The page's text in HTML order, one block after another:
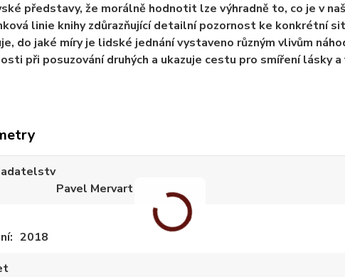
představy, že morálně hodnotit lze výhradně to, co je v
linie knihy zdůrazňující detailní pozornost ke konkrétní
do jaké míry je lidské jednání vystaveno různým vlivům
při posuzování druhých a ukazuje cestu pro smíření lásky a
Pavel Mervart
2018